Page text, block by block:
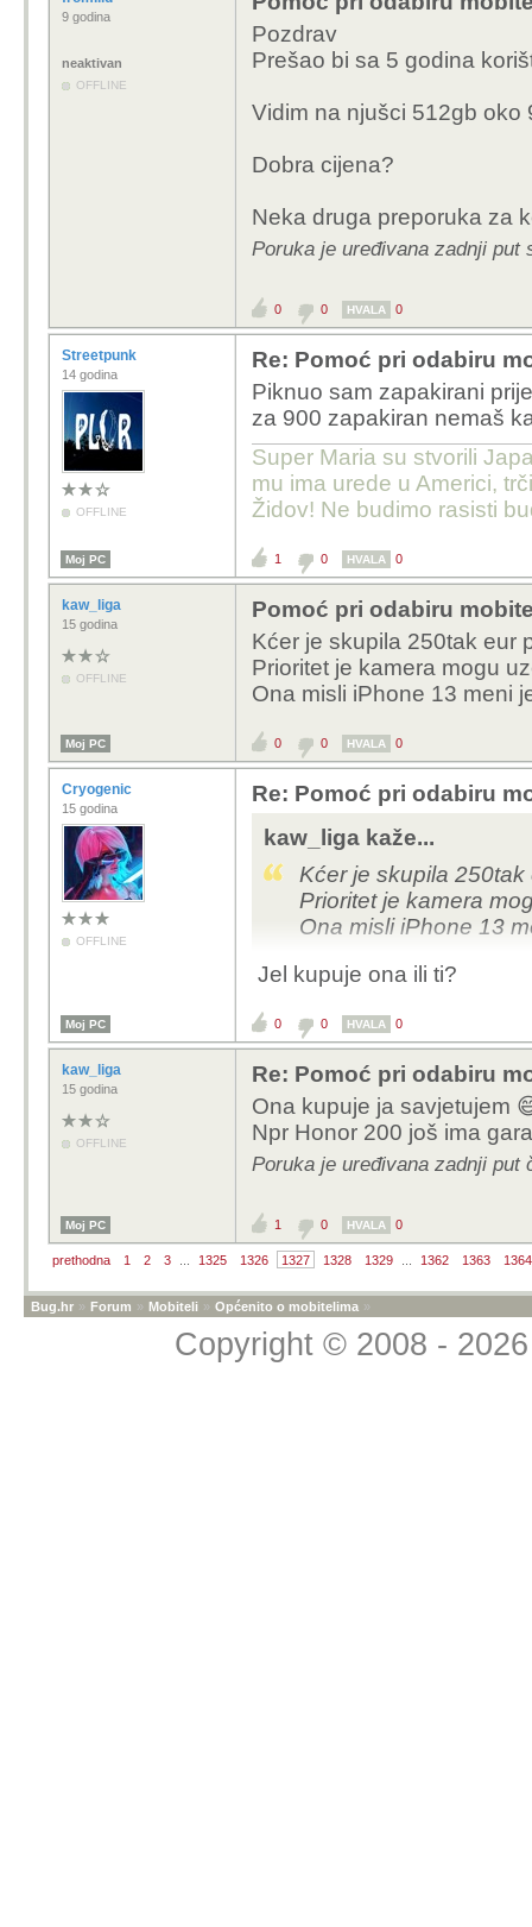
9 godina
neaktivan
OFFLINE
Pozdrav
Prešao bi sa 5 godina
Vidim na njušci 512gb oko
Dobra cijena?
Neka druga preporuka za
Poruka je uređivana zadnji put
0 0 HVALA 0
Streetpunk
14 godina
OFFLINE
Re: Pomoć pri odabiru
Piknuo sam zapakirani
za 900 zapakiran nemaš
Super Maria su stvorili
mu ima urede u Americi,
Židov! Ne budimo rasisti
Moj PC 1 0 HVALA 0
kaw_liga
15 godina
OFFLINE
Pomoć pri odabiru
Kćer je skupila 250tak eur
Prioritet je kamera mogu
Ona misli iPhone 13 meni
Moj PC 0 0 HVALA 0
Cryogenic
15 godina
OFFLINE
Re: Pomoć pri odabiru
kaw_liga kaže...
Kćer je skupila
Prioritet je kamera
Ona misli iPhone 13
Jel kupuje ona ili ti?
Moj PC 0 0 HVALA 0
kaw_liga
15 godina
OFFLINE
Re: Pomoć pri odabiru
Ona kupuje ja savjetujem
Npr Honor 200 još ima
Poruka je uređivana zadnji put
Moj PC 1 0 HVALA 0
prethodna 1 2 3 1325 1326 1327 1328 1329 1362 1363 1364
Bug.hr » Forum » Mobiteli » Općenito o mobitelima »
Copyright © 2008 -